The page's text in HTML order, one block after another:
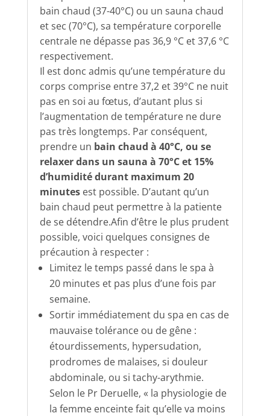
bain chaud (37-40°C) ou un sauna chaud
et sec (70°C), sa température corporelle
centrale ne dépasse pas 36,9 °C et 37,6 °C
respectivement.
Il est donc admis qu’une température du
corps comprise entre 37,2 et 39°C ne nuit
pas en soi au fœtus, d’autant plus si
l’augmentation de température ne dure
pas très longtemps. Par conséquent,
prendre un bain chaud à 40°C, ou se
relaxer dans un sauna à 70°C et 15%
d’humidité durant maximum 20
minutesest possible. D’autant qu’un
bain chaud peut permettre à la patiente
de se détendre.Afin d’être le plus prudent
possible, voici quelques consignes de
précaution à respecter :
Limitez le temps passé dans le spa à
20 minutes et pas plus d’une fois par
semaine.
Sortir immédiatement du spa en cas de
mauvaise tolérance ou de gêne :
étourdissements, hypersudation,
prodromes de malaises, si douleur
abdominale, ou si tachy-arythmie.
Selon le Pr Deruelle, « la physiologie de
la femme enceinte fait qu’elle va moins